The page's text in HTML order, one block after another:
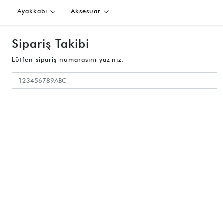
Ayakkabı Aksesuar
Sipariş Takibi
Lütfen sipariş numarasını yazınız.